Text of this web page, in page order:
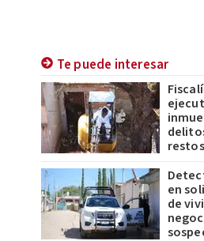
Te puede interesar
en
de